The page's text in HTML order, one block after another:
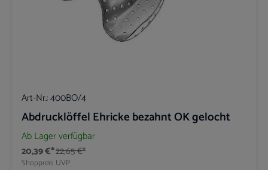
Art-Nr.:400BO/4
Abdrucklöffel Ehricke bezahnt OK gelocht
Ab Lager verfügbar
20,39 €*
Shoppreis
22,65 €*
UVP